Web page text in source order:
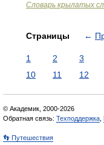
Словарь крылатых
Страницы ←
1 2 3
10
11 12
© Академик, 2000-2026
Обратная связь: Техподдержка
👣 Путешествия